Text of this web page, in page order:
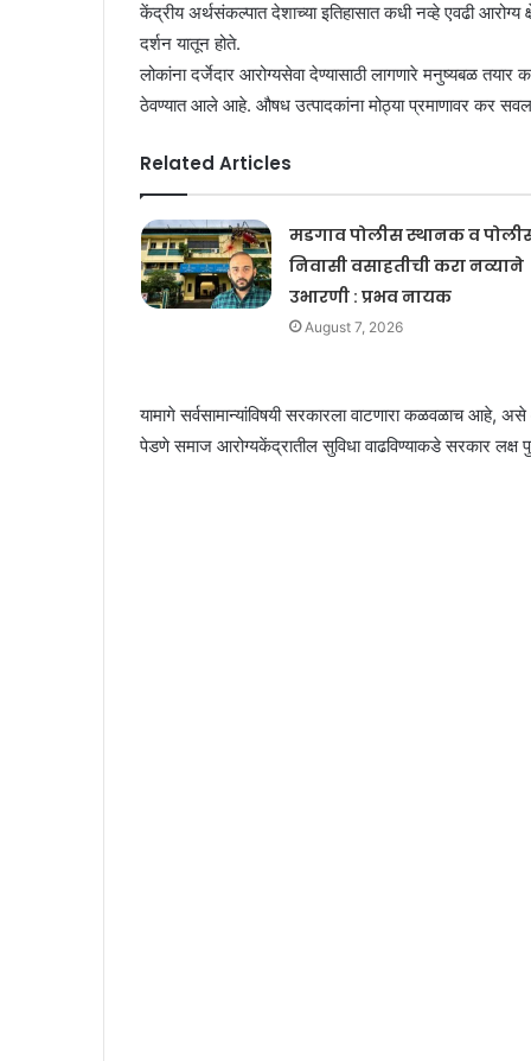
केंद्रीय अर्थसंकल्पात देशाच्या इतिहासात कधी नव्हे एवढी
दर्शन यातून होते.
लोकांना दर्जेदार आरोग्यसेवा देण्यासाठी लागणारे मनुष्यबळ तयार
ठेवण्यात आले आहे. औषध उत्पादकांना मोठ्या प्रमाणावर कर
Related Articles
मडगाव पोलीस स्थानक व
निवासी वसाहतीची करा नव्याने
उभारणी : प्रभव नायक
August 7, 2026
यामागे सर्वसामान्यांविषयी सरकारला वाटणारा कळवळाच आहे,
पेडणे समाज आरोग्यकेंद्रातील सुविधा वाढविण्‍याकडे सरकार